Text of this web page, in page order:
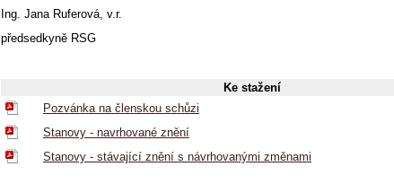
Ing. Jana Ruferová, v.r.
předsedkyně RSG
Ke stažení
Pozvánka na členskou schůzi
Stanovy - navrhované znění
Stanovy - stávající znění s návrhovanými změnami